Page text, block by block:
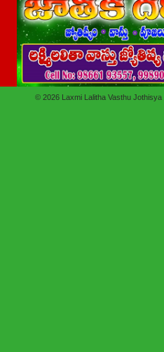
© 2026 Laxmi Lalitha Vasthu